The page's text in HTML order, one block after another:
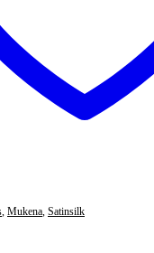
Mukena Satinsilk